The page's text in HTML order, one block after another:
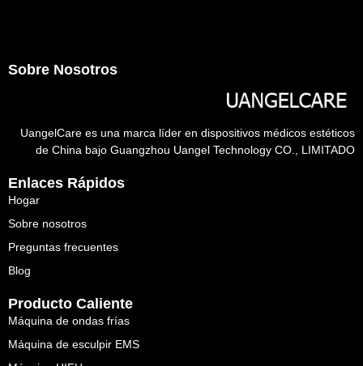
Sobre Nosotros
UangelCare es una marca líder en dispositivos médicos estéticos
de China bajo Guangzhou Uangel Technology CO., LIMITADO
Enlaces Rápidos
Hogar
Sobre nosotros
Preguntas frecuentes
Blog
Producto Caliente
Máquina de ondas frías
Máquina de esculpir EMS